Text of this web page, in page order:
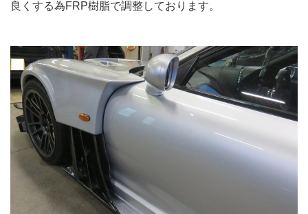
良くする為FRP樹脂で調整しております。